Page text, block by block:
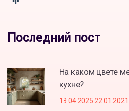
Последний пост
На каком цвете
кухне?
13 04 2025 22.01.2021